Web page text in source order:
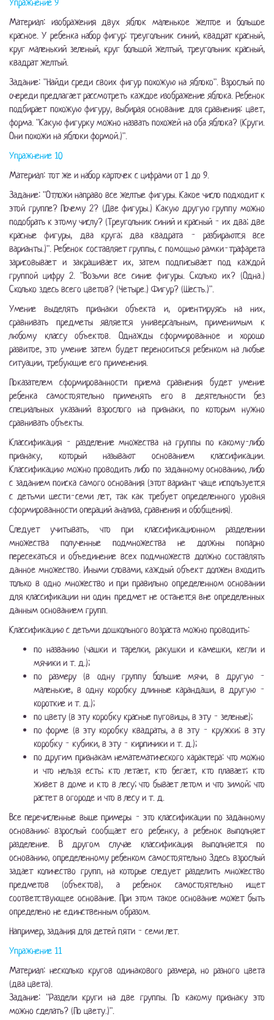
Упражнение 9
Материал: изображения двух яблок маленькое желтое и большое
красное. У ребенка набор фигур: треугольник синий, квадрат красный,
круг маленький зеленый, круг большой желтый, треугольник красный,
квадрат желтый.
Задание: "Найди среди своих фигур похожую на яблоко". Взрослый по
очереди предлагает рассмотреть каждое изображение яблока. Ребенок
подбирает похожую фигуру, выбирая основание для сравнения: цвет,
форма. "Какую фигурку можно назвать похожей на оба яблока? (Круги.
Они похожи на яблоки формой.)".
Упражнение 10
Материал: тот же и набор карточек с цифрами от 1 до 9.
Задание: "Отложи направо все желтые фигуры. Какое число подходит к
этой группе? Почему 2? (Две фигуры.) Какую другую группу можно
подобрать к этому числу? (Треугольник синий и красный - их два; две
красные фигуры, два круга; два квадрата - разбираются все
варианты.)". Ребенок составляет группы, с помощью рамки-трафарета
зарисовывает и закрашивает их, затем подписывает под каждой
группой цифру 2. "Возьми все синие фигуры. Сколько их? (Одна.)
Сколько здесь всего цветов? (Четыре.) Фигур? (Шесть.)".
Умение выделять признаки объекта и, ориентируясь на них,
сравнивать предметы является универсальным, применимым к
любому классу объектов. Однажды сформированное и хорошо
развитое, это умение затем будет переноситься ребенком на любые
ситуации, требующие его применения.
Показателем сформированности приема сравнения будет умение
ребенка самостоятельно применять его в деятельности без
специальных указаний взрослого на признаки, по которым нужно
сравнивать объекты.
Классификация - разделение множества на группы по какому-либо
признаку, который называют основанием классификации.
Классификацию можно проводить либо по заданному основанию, либо
с заданием поиска самого основания (этот вариант чаще используется
с детьми шести-семи лет, так как требует определенного уровня
сформированности операций анализа, сравнения и обобщения).
Следует учитывать, что при классификационном разделении
множества полученные подмножества не должны попарно
пересекаться и объединение всех подмножеств должно составлять
данное множество. Иными словами, каждый объект должен входить
только в одно множество и при правильно определенном основании
для классификации ни один предмет не останется вне определенных
данным основанием групп.
Классификацию с детьми дошкольного возраста можно проводить:
по названию (чашки и тарелки, ракушки и камешки, кегли и
мячики и т. д.);
по размеру (в одну группу большие мячи, в другую -
маленькие, в одну коробку длинные карандаши, в другую -
короткие и т. д.);
по цвету (в эту коробку красные пуговицы, в эту - зеленые);
по форме (в эту коробку квадраты, а в эту - кружки; в эту
коробку - кубики, в эту - кирпичики и т. д.);
по другим признакам нематематического характера: что можно
и что нельзя есть; кто летает, кто бегает, кто плавает; кто
живет в доме и кто в лесу; что бывает летом и что зимой; что
растет в огороде и что в лесу и т. д.
Все перечисленные выше примеры - это классификации по заданному
основанию: взрослый сообщает его ребенку, а ребенок выполняет
разделение. В другом случае классификация выполняется по
основанию, определенному ребенком самостоятельно Здесь взрослый
задает количество групп, на которые следует разделить множество
предметов (объектов), а ребенок самостоятельно ищет
соответствующее основание. При этом такое основание может быть
определено не единственным образом.
Например, задания для детей пяти - семи лет.
Упражнение 11
Материал: несколько кругов одинакового размера, но разного цвета
(два цвета).
Задание: "Раздели круги на две группы. По какому признаку это
можно сделать? (По цвету.)".